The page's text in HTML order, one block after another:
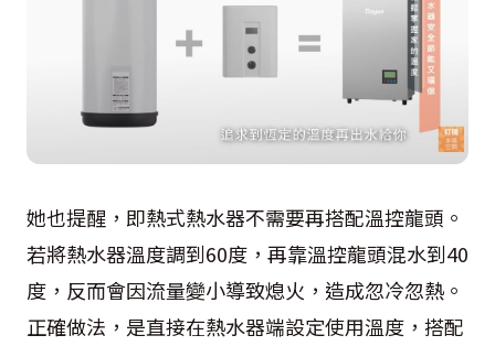
她也提醒，即熱式熱水器不需要再搭配溫控龍頭。
若將熱水器溫度調到60度，再靠溫控龍頭混水到40
度，反而會因流量變小導致熄火，造成忽冷忽熱。
正確做法，是直接在熱水器端設定使用溫度，搭配